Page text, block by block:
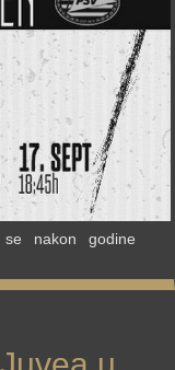
nakon godine